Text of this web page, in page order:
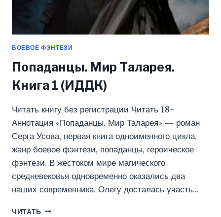
БОЕВОЕ ФЭНТЕЗИ
Попаданцы. Мир Таларея.
Книга 1 (ИДДК)
Читать книгу без регистрации Читать 18+
Аннотация «Попаданцы. Мир Таларея» — роман
Серга Усова, первая книга одноименного цикла,
жанр боевое фэнтези, попаданцы, героическое
фэнтези. В жестоком мире магического
средневековья одновременно оказались два
наших современника. Олегу досталась участь…
ЧИТАТЬ ПОПАДАНЦЫ.